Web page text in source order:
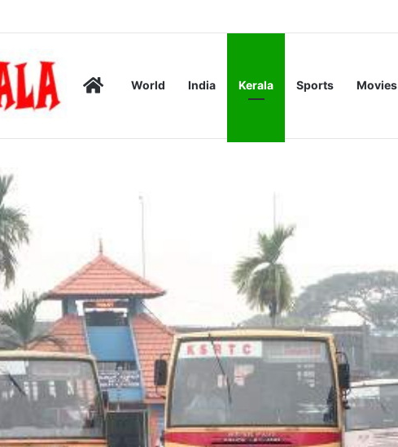
വഴി; സഹകരണ സംഘങ്ങളെ ഒഴിവാക്കി
HomeWorld India Kerala Sports Movies